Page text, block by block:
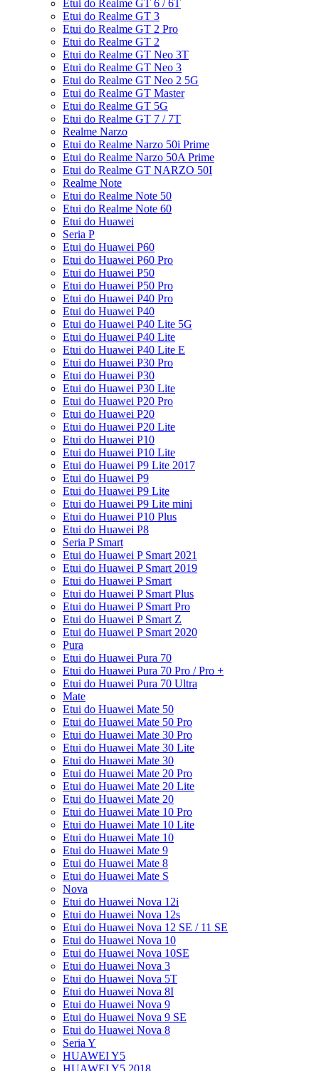
Etui do Realme GT 6 / 6T
Etui do Realme GT 3
Etui do Realme GT 2 Pro
Etui do Realme GT 2
Etui do Realme GT Neo 3T
Etui do Realme GT Neo 3
Etui do Realme GT Neo 2 5G
Etui do Realme GT Master
Etui do Realme GT 5G
Etui do Realme GT 7 / 7T
Realme Narzo
Etui do Realme Narzo 50i Prime
Etui do Realme Narzo 50A Prime
Etui do Realme GT NARZO 50I
Realme Note
Etui do Realme Note 50
Etui do Realme Note 60
Etui do Huawei
Seria P
Etui do Huawei P60
Etui do Huawei P60 Pro
Etui do Huawei P50
Etui do Huawei P50 Pro
Etui do Huawei P40 Pro
Etui do Huawei P40
Etui do Huawei P40 Lite 5G
Etui do Huawei P40 Lite
Etui do Huawei P40 Lite E
Etui do Huawei P30 Pro
Etui do Huawei P30
Etui do Huawei P30 Lite
Etui do Huawei P20 Pro
Etui do Huawei P20
Etui do Huawei P20 Lite
Etui do Huawei P10
Etui do Huawei P10 Lite
Etui do Huawei P9 Lite 2017
Etui do Huawei P9
Etui do Huawei P9 Lite
Etui do Huawei P9 Lite mini
Etui do Huawei P10 Plus
Etui do Huawei P8
Seria P Smart
Etui do Huawei P Smart 2021
Etui do Huawei P Smart 2019
Etui do Huawei P Smart
Etui do Huawei P Smart Plus
Etui do Huawei P Smart Pro
Etui do Huawei P Smart Z
Etui do Huawei P Smart 2020
Pura
Etui do Huawei Pura 70
Etui do Huawei Pura 70 Pro / Pro +
Etui do Huawei Pura 70 Ultra
Mate
Etui do Huawei Mate 50
Etui do Huawei Mate 50 Pro
Etui do Huawei Mate 30 Pro
Etui do Huawei Mate 30 Lite
Etui do Huawei Mate 30
Etui do Huawei Mate 20 Pro
Etui do Huawei Mate 20 Lite
Etui do Huawei Mate 20
Etui do Huawei Mate 10 Pro
Etui do Huawei Mate 10 Lite
Etui do Huawei Mate 10
Etui do Huawei Mate 9
Etui do Huawei Mate 8
Etui do Huawei Mate S
Nova
Etui do Huawei Nova 12i
Etui do Huawei Nova 12s
Etui do Huawei Nova 12 SE / 11 SE
Etui do Huawei Nova 10
Etui do Huawei Nova 10SE
Etui do Huawei Nova 3
Etui do Huawei Nova 5T
Etui do Huawei Nova 8I
Etui do Huawei Nova 9
Etui do Huawei Nova 9 SE
Etui do Huawei Nova 8
Seria Y
HUAWEI Y5
HUAWEI Y5 2018